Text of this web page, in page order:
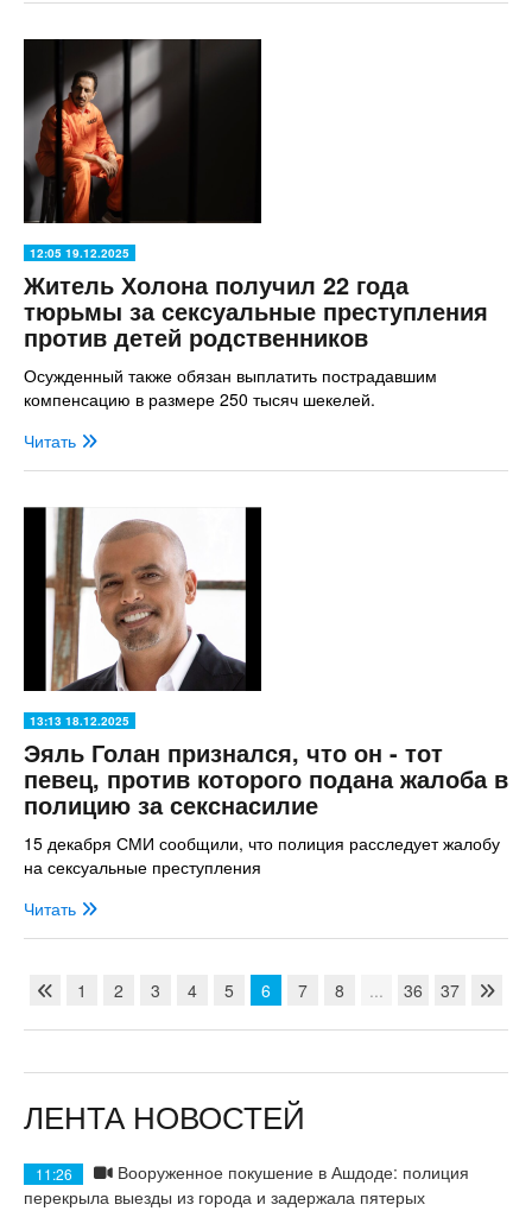
12:05 19.12.2025
Житель Холона получил 22 года
тюрьмы за сексуальные преступления
против детей родственников
Осужденный также обязан выплатить пострадавшим
компенсацию в размере 250 тысяч шекелей.
Читать
13:13 18.12.2025
Эяль Голан признался, что он - тот
певец, против которого подана жалоба в
полицию за секснасилие
15 декабря СМИ сообщили, что полиция расследует жалобу
на сексуальные преступления
Читать
1 2 3 4 5 6 7 8 ... 36 37
ЛЕНТА НОВОСТЕЙ
11:26
Вооруженное покушение в Ашдоде: полиция
перекрыла выезды из города и задержала пятерых